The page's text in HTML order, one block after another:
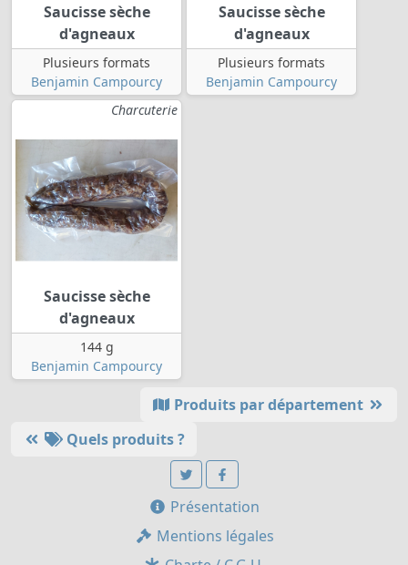
Saucisse sèche
d'agneaux
Plusieurs formats
Benjamin Campourcy
Saucisse sèche
d'agneaux
Plusieurs formats
Benjamin Campourcy
Charcuterie
Saucisse sèche
d'agneaux
144 g
Benjamin Campourcy
Produits par département
Quels produits ?
Présentation
Mentions légales